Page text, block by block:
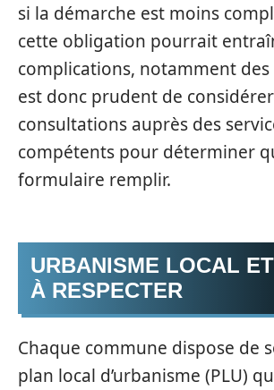
si la démarche est moins
cette obligation pourrait
complications, notamment des
est donc prudent de
consultations auprès des
compétents pour déterminer
formulaire remplir.
URBANISME LOCAL
À RESPECTER
Chaque commune dispose de
plan local d’urbanisme (PLU)